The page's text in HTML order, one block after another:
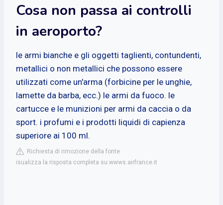
Cosa non passa ai controlli
in aeroporto?
le armi bianche e gli oggetti taglienti, contundenti,
metallici o non metallici che possono essere
utilizzati come un'arma (forbicine per le unghie,
lamette da barba, ecc.) le armi da fuoco. le
cartucce e le munizioni per armi da caccia o da
sport. i profumi e i prodotti liquidi di capienza
superiore ai 100 ml.
Richiesta di rimozione della fonte
isualizza la risposta completa su wwws.airfrance.it